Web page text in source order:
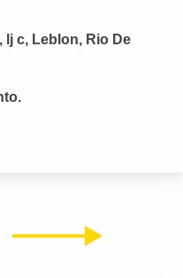
lj c, Leblon, Rio De